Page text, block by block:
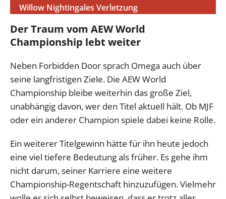
Willow Nightingales Verletzung
Der Traum vom AEW World
Championship lebt weiter
Neben Forbidden Door sprach Omega auch über
seine langfristigen Ziele. Die AEW World
Championship bleibe weiterhin das große Ziel,
unabhängig davon, wer den Titel aktuell hält. Ob MJF
oder ein anderer Champion spiele dabei keine Rolle.
Ein weiterer Titelgewinn hätte für ihn heute jedoch
eine viel tiefere Bedeutung als früher. Es gehe ihm
nicht darum, seiner Karriere eine weitere
Championship-Regentschaft hinzuzufügen. Vielmehr